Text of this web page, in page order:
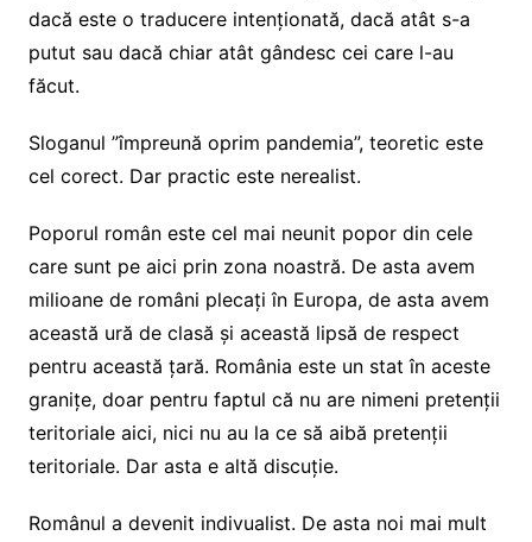
dacă este o traducere intenționată, dacă atât s-a
putut sau dacă chiar atât gândesc cei care l-au
făcut.
Sloganul ”împreună oprim pandemia”, teoretic este
cel corect. Dar practic este nerealist.
Poporul român este cel mai neunit popor din cele
care sunt pe aici prin zona noastră. De asta avem
milioane de români plecați în Europa, de asta avem
această ură de clasă și această lipsă de respect
pentru această țară. România este un stat în aceste
granițe, doar pentru faptul că nu are nimeni pretenții
teritoriale aici, nici nu au la ce să aibă pretenții
teritoriale. Dar asta e altă discuție.
Românul a devenit indivualist. De asta noi mai mult